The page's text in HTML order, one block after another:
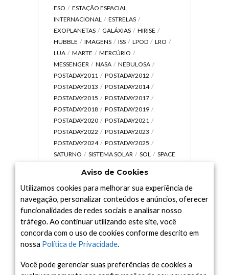
ESO
ESTAÇÃO ESPACIAL
INTERNACIONAL
ESTRELAS
EXOPLANETAS
GALÁXIAS
HIRISE
HUBBLE
IMAGENS ISS LPOD
LRO
LUA
MARTE
MERCÚRIO
MESSENGER
NASA
NEBULOSA
POSTADAY2011
POSTADAY2012
POSTADAY2013
POSTADAY2014
POSTADAY2015
POSTADAY2017
POSTADAY2018
POSTADAY2019
POSTADAY2020
POSTADAY2021
POSTADAY2022
POSTADAY2023
POSTADAY2024
POSTADAY2025
SATURNO
SISTEMA SOLAR SOL
SPACE
UNIVERSO
VÍDEO
Arquivo
Arquivo
Aviso de Cookies
Utilizamos cookies para melhorar sua experiência de
navegação, personalizar conteúdos e anúncios, oferecer
funcionalidades de redes sociais e analisar nosso
tráfego. Ao continuar utilizando este site, você
concorda com o uso de cookies conforme descrito em
nossa Política de Privacidade.
Você pode gerenciar suas preferências de cookies a